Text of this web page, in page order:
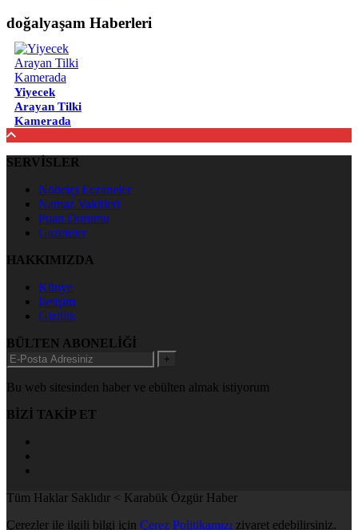
doğalyaşam Haberleri
Yiyecek
Arayan Tilki
Kamerada
SERVİSLER
Nöbetçi Eczaneler
Namaz Vakitleri
Puan Durumu
Gazeteler
HAKKIMIZDA
Künye
İletişim
Gizlilik
BÜLTEN ABONELİĞİ
+
Bu web sitesinden haber ve ebülten almak istiyorum
BİZİ TAKİP ET
Tüm Haklar Saklıdır < Karabük Özgür Haber
Çerezler ile ilgili bilgi için Çerez Politikamızı ziyaret edebilirsiniz.